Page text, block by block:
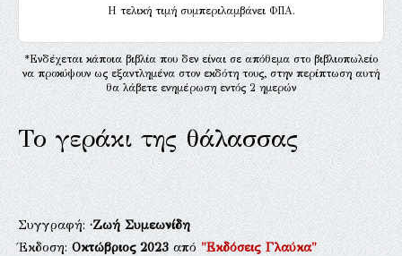
H τελική τιμή συμπεριλαμβάνει ΦΠΑ.
*Ενδέχεται κάποια βιβλία που δεν είναι σε απόθεμα στο βιβλιοπωλείο
να προκύψουν ως εξαντλημένα στον εκδότη τους, στην περίπτωση αυτή
θα λάβετε ενημέρωση εντός 2 ημερών
Το γεράκι της θάλασσας
Συγγραφή:·Ζωή Συμεωνίδη
Έκδοση:Οκτώβριος 2023από"Εκδόσεις Γλαύκα"